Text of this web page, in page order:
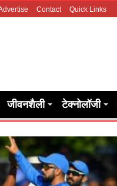
Contact Quick Links
जीवनशैली टेक्नोलॉजी